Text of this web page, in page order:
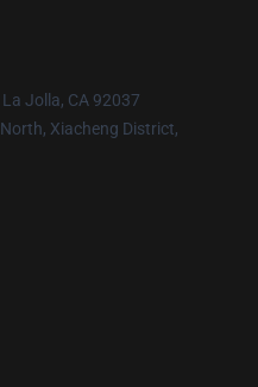
Jolla, CA 92037
Xiacheng District,